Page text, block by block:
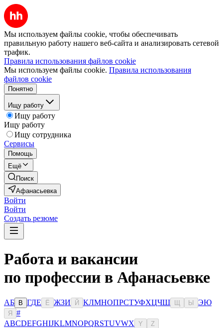
Мы используем файлы cookie, чтобы обеспечивать
правильную работу нашего веб-сайта и анализировать сетевой
трафик.
Правила использования файлов cookie
Мы используем файлы cookie. Правила использования
файлов cookie
Понятно
Ищу работу
Ищу работу
Ищу работу
Ищу сотрудника
Сервисы
Помощь
Ещё
Поиск
Афанасьевка
Войти
Войти
Создать резюме
Работа и вакансии
по профессии в Афанасьевке
АБ В ГДЕ Ё ЖЗИ Й КЛМНОПРСТУФХЦЧШ Ы ЭЮ
Я
#
ABCDEFGHIJKLMNOPQRSTUVWX Y Z